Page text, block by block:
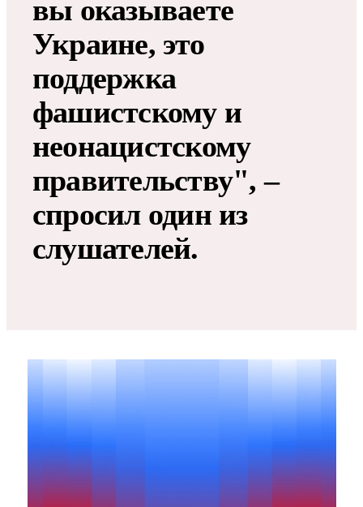
вы оказываете
Украине, это
поддержка
фашистскому и
неонацистскому
правительству", –
спросил один из
слушателей.